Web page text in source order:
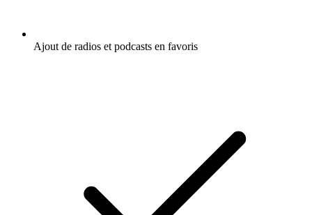
Ajout de radios et podcasts en favoris